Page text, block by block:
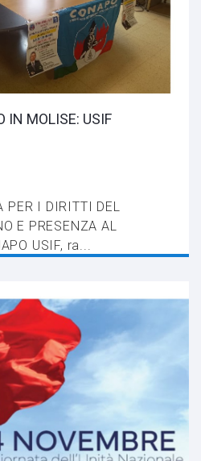
IN MOLISE: USIF
PER I DIRITTI DEL
E PRESENZA AL
USIF, ra...